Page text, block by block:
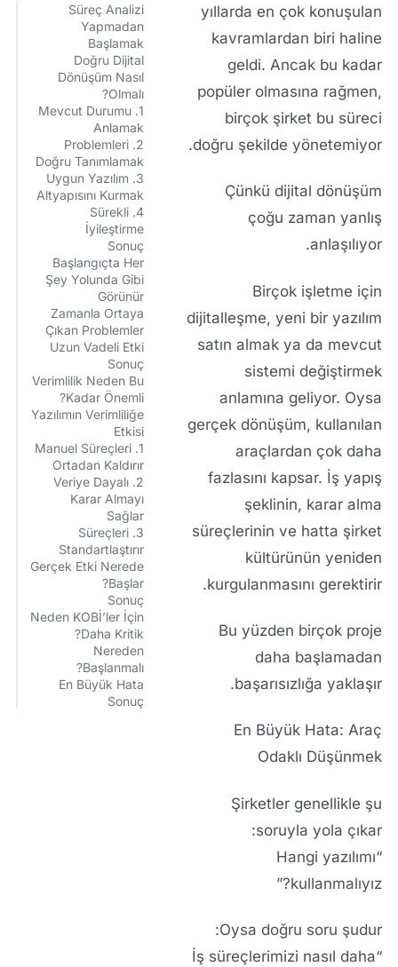
Süreç Analizi
Yapmadan
Başlamak
Doğru Dijital
Dönüşüm Nasıl
Olmalı?
1. Mevcut Durumu
Anlamak
2. Problemleri
Doğru Tanımlamak
3. Uygun Yazılım
Altyapısını Kurmak
4. Sürekli
İyileştirme
Sonuç
Başlangıçta Her
Şey Yolunda Gibi
Görünür
Zamanla Ortaya
Çıkan Problemler
Uzun Vadeli Etki
Sonuç
Verimlilik Neden Bu
Kadar Önemli?
Yazılımın Verimliliğe
Etkisi
1. Manuel Süreçleri
Ortadan Kaldırır
2. Veriye Dayalı
Karar Almayı
Sağlar
3. Süreçleri
Standartlaştırır
Gerçek Etki Nerede
Başlar?
Sonuç
Neden KOBİ’ler İçin
Daha Kritik?
Nereden
Başlanmalı?
En Büyük Hata
Sonuç
yıllarda en çok konuşulan
kavramlardan biri haline
geldi. Ancak bu kadar
popüler olmasına rağmen,
birçok şirket bu süreci
doğru şekilde yönetemiyor.
Çünkü dijital dönüşüm
çoğu zaman yanlış
anlaşılıyor.
Birçok işletme için
dijitalleşme, yeni bir yazılım
satın almak ya da mevcut
sistemi değiştirmek
anlamına geliyor. Oysa
gerçek dönüşüm, kullanılan
araçlardan çok daha
fazlasını kapsar. İş yapış
şeklinin, karar alma
süreçlerinin ve hatta şirket
kültürünün yeniden
kurgulanmasını gerektirir.
Bu yüzden birçok proje
daha başlamadan
başarısızlığa yaklaşır.
En Büyük Hata: Araç
Odaklı Düşünmek
Şirketler genellikle şu
soruyla yola çıkar:
“Hangi yazılımı
kullanmalıyız?”
Oysa doğru soru şudur:
“İş süreçlerimizi nasıl daha